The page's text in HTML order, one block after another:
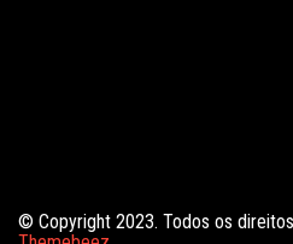
© Copyright 2023. Todos os